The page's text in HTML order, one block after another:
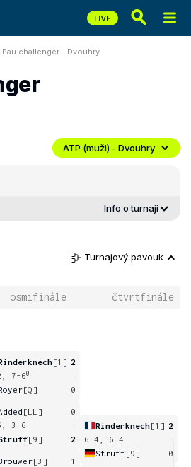
Pau challenger - Dvouhry
ATP (muži) - Dvouhry
Info o turnaji
Turnajový pavouk
osmifinále čtvrtfinále
[1] 2
7-60
[Q] 0
[LL]
0
3-6
[9] 2
[3]
1
Rinderknech[1] 2
6-4, 6-4
Struff [9] 0